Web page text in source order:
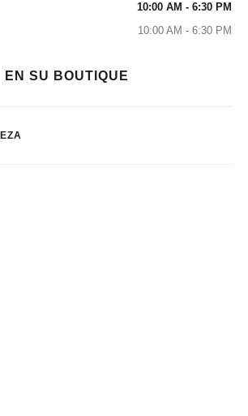
10:00 AM - 6:30 PM
10:00 AM - 6:30 PM
EN SU BOUTIQUE